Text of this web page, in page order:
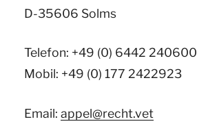
D-35606 Solms
Telefon: +49 (0) 6442 240600
Mobil: +49 (0) 177 2422923
Email:appel@recht.vet